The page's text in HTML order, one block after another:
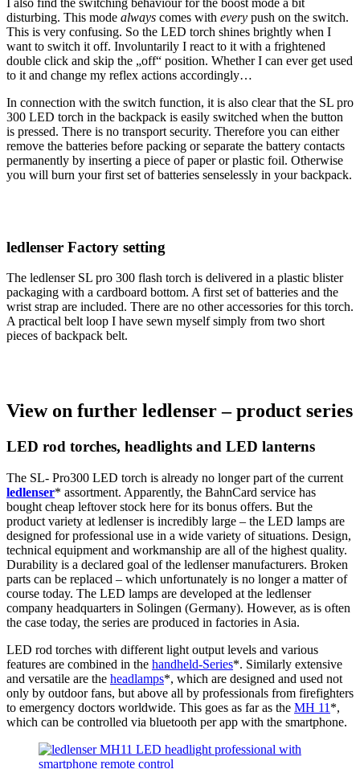
I also find the switching behaviour for the boost mode a bit
disturbing. This mode always comes with every push on the switch.
This is very confusing. So the LED torch shines brightly when I
want to switch it off. Involuntarily I react to it with a frightened
double click and skip the „off“ position. Whether I can ever get used
to it and change my reflex actions accordingly…
In connection with the switch function, it is also clear that the SL pro
300 LED torch in the backpack is easily switched when the button
is pressed. There is no transport security. Therefore you can either
remove the batteries before packing or separate the battery contacts
permanently by inserting a piece of paper or plastic foil. Otherwise
you will burn your first set of batteries senselessly in your backpack.
ledlenser Factory setting
The ledlenser SL pro 300 flash torch is delivered in a plastic blister
packaging with a cardboard bottom. A first set of batteries and the
wrist strap are included. There are no other accessories for this torch.
A practical belt loop I have sewn myself simply from two short
pieces of backpack belt.
View on further ledlenser – product series
LED rod torches, headlights and LED lanterns
The SL- Pro300 LED torch is already no longer part of the current
ledlenser* assortment. Apparently, the BahnCard service has
bought cheap leftover stock here for its bonus offers. But the
product variety at ledlenser is incredibly large – the LED lamps are
designed for professional use in a wide variety of situations. Design,
technical equipment and workmanship are all of the highest quality.
Durability is a declared goal of the ledlenser manufacturers. Broken
parts can be replaced – which unfortunately is no longer a matter of
course today. The LED lamps are developed at the ledlenser
company headquarters in Solingen (Germany). However, as is often
the case today, the series are produced in factories in Asia.
LED rod torches with different light output levels and various
features are combined in the handheld-Series*. Similarly extensive
and versatile are the headlamps*, which are designed and used not
only by outdoor fans, but above all by professionals from firefighters
to emergency doctors worldwide. This goes as far as the MH 11 *,
which can be controlled via bluetooth per app with the smartphone.